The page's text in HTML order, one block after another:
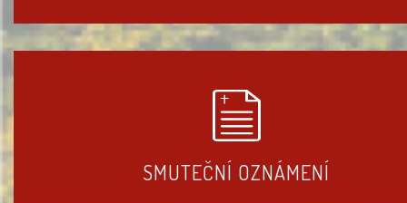
SMUTEČNÍ OZNÁMENÍ